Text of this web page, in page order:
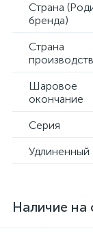
Страна
бренда)
Страна
Шаровое
окончание
Серия
Удлиненный
Наличие на